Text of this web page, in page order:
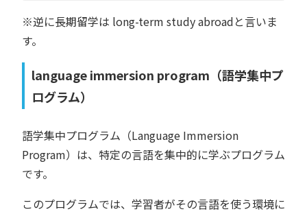
※逆に長期留学は long-term study abroadと言いま
す。
language immersion program（語学集中プ
ログラム）
語学集中プログラム（Language Immersion
Program）は、特定の言語を集中的に学ぶプログラム
です。
このプログラムでは、学習者がその言語を使う環境に